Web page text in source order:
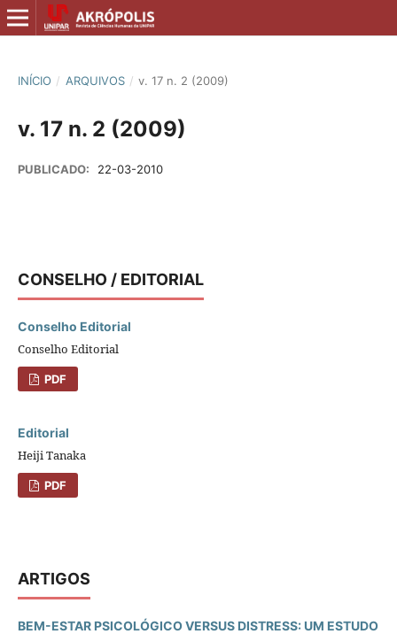
INÍCIO / ARQUIVOS / v. 17 n. 2 (2009)
v. 17 n. 2 (2009)
PUBLICADO: 22-03-2010
CONSELHO / EDITORIAL
Conselho Editorial
Conselho Editorial
PDF
Editorial
Heiji Tanaka
PDF
ARTIGOS
BEM-ESTAR PSICOLÓGICO VERSUS DISTRESS: UM ESTUDO